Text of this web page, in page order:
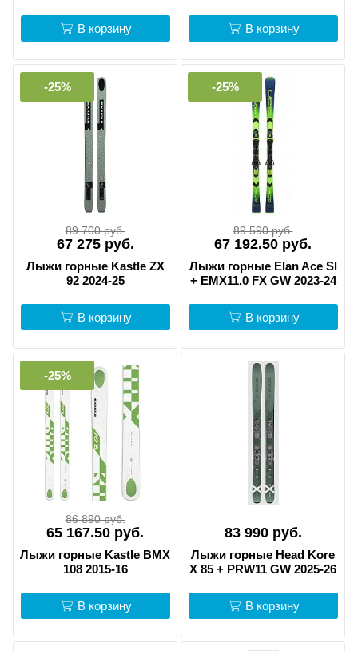
В корзину В корзину
-25%
89 700 руб.
67 275 руб.
Лыжи горные Kastle ZX
92 2024-25
В корзину
-25%
89 590 руб.
67 192.50 руб.
Лыжи горные Elan Ace Sl
+ EMX11.0 FX GW 2023-24
В корзину
-25%
86 890 руб.
65 167.50 руб.
Лыжи горные Kastle BMX
108 2015-16
В корзину
83 990 руб.
Лыжи горные Head Kore
X 85 + PRW11 GW 2025-26
В корзину